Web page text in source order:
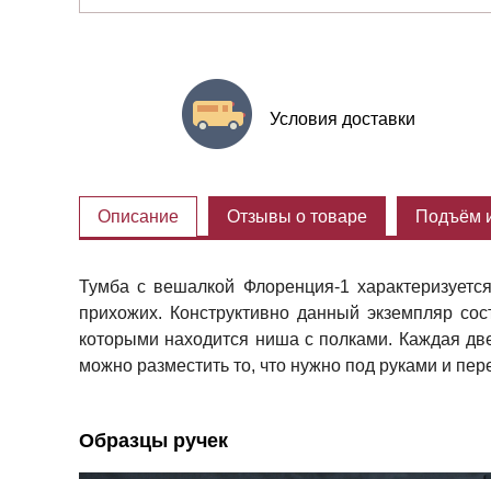
Условия доставки
Описание Отзывы о товаре Подъём
Тумба с вешалкой Флоренция-1
прихожих. Конструктивно данный экземпляр
которыми находится ниша с полками. Каждая
можно разместить то, что нужно под руками и
Образцы ручек